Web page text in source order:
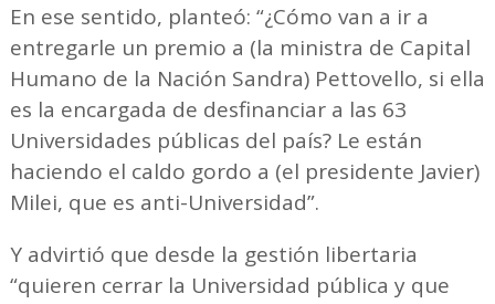
En ese sentido, planteó: “¿Cómo van a ir a
entregarle un premio a (la ministra de Capital
Humano de la Nación Sandra) Pettovello, si ella
es la encargada de desfinanciar a las 63
Universidades públicas del país? Le están
haciendo el caldo gordo a (el presidente Javier)
Milei, que es anti-Universidad”.
Y advirtió que desde la gestión libertaria
“quieren cerrar la Universidad pública y que